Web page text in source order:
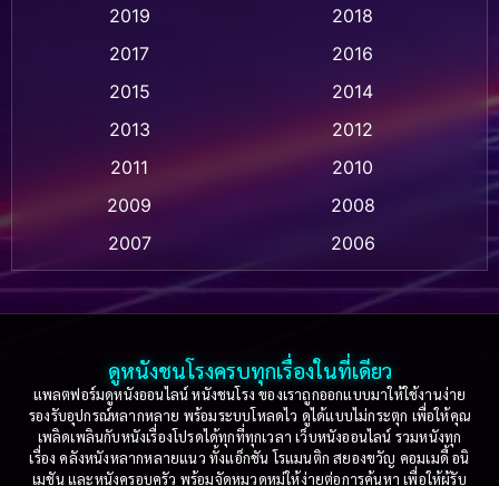
Animation แอนิเมชัน (1)
Based on a True Story เรื่องจริง(36)
Based on Novel(16)
Betrayal(1)
2019
2018
2017
2016
2015
2014
2013
2012
2011
2010
2009
2008
2007
2006
2003
2002
2001
2000
1999
1998
1997
1996
1995
1994
ดูหนังชนโรงครบทุกเรื่องในที่เดียว
แพลตฟอร์มดูหนังออนไลน์ หนังชนโรง ของเราถูกออกแบบมาให้ใช้งานง่าย
รองรับอุปกรณ์หลากหลาย พร้อมระบบโหลดไว ดูได้แบบไม่กระตุก เพื่อให้คุณ
เพลิดเพลินกับหนังเรื่องโปรดได้ทุกที่ทุกเวลา เว็บหนังออนไลน์ รวมหนังทุก
เรื่อง คลังหนังหลากหลายแนว ทั้งแอ็กชัน โรแมนติก สยองขวัญ คอมเมดี้ อนิ
เมชัน และหนังครอบครัว พร้อมจัดหมวดหมู่ให้ง่ายต่อการค้นหา เพื่อให้ผู้รับ